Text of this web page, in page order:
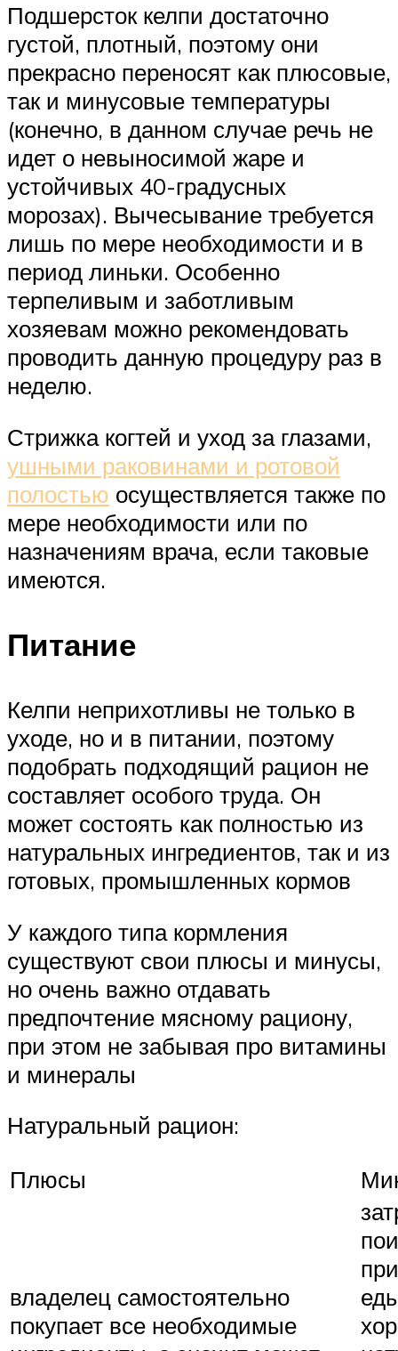
Подшерсток келпи достаточно
густой, плотный, поэтому они
прекрасно переносят как плюсовые,
так и минусовые температуры
(конечно, в данном случае речь не
идет о невыносимой жаре и
устойчивых 40-градусных
морозах). Вычесывание требуется
лишь по мере необходимости и в
период линьки. Особенно
терпеливым и заботливым
хозяевам можно рекомендовать
проводить данную процедуру раз в
неделю.
Стрижка когтей и уход за глазами,
ушными раковинами и ротовой
полостью осуществляется также по
мере необходимости или по
назначениям врача, если таковые
имеются.
Питание
Келпи неприхотливы не только в
уходе, но и в питании, поэтому
подобрать подходящий рацион не
составляет особого труда. Он
может состоять как полностью из
натуральных ингредиентов, так и из
готовых, промышленных кормов
У каждого типа кормления
существуют свои плюсы и минусы,
но очень важно отдавать
предпочтение мясному рациону,
при этом не забывая про витамины
и минералы
Натуральный рацион:
Плюсы
владелец самостоятельно
покупает все необходимые